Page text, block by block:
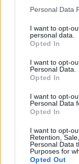
Personal Data
I want to opt-
personal data.
Opted In
I want to opt-
Personal Data.
Opted In
I want to opt-
Personal Data
Opted In
I want to opt-
Retention,
Personal Data
Purposes for
Opted Out
La
Italia v
Sabato